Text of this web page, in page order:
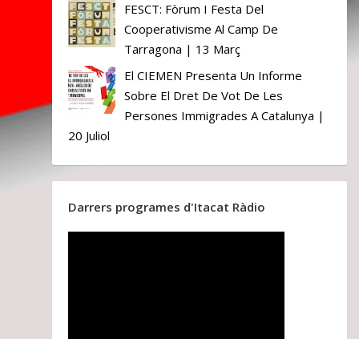
FESCT: Fòrum I Festa Del
Cooperativisme Al Camp De
Tarragona | 13 Març
El CIEMEN Presenta Un Informe
Sobre El Dret De Vot De Les
Persones Immigrades A Catalunya |
20 Juliol
Darrers programes d'Itacat Ràdio